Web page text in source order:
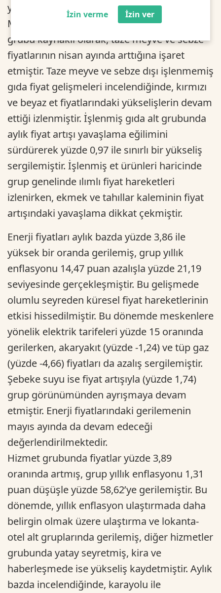
İzin verme İzin ver
yüzde 57,75 olarak gerçekleşmiştir.
Mevsimsellikten arındırılmış veriler, sebze
grubu kaynaklı olarak, taze meyve ve sebze
fiyatlarının nisan ayında arttığına işaret
etmiştir. Taze meyve ve sebze dışı işlenmemiş
gıda fiyat gelişmeleri incelendiğinde, kırmızı
ve beyaz et fiyatlarındaki yükselişlerin devam
ettiği izlenmiştir. İşlenmiş gıda alt grubunda
aylık fiyat artışı yavaşlama eğilimini
sürdürerek yüzde 0,97 ile sınırlı bir yükseliş
sergilemiştir. İşlenmiş et ürünleri haricinde
grup genelinde ılımlı fiyat hareketleri
izlenirken, ekmek ve tahıllar kaleminin fiyat
artışındaki yavaşlama dikkat çekmiştir.
Enerji fiyatları aylık bazda yüzde 3,86 ile
yüksek bir oranda gerilemiş, grup yıllık
enflasyonu 14,47 puan azalışla yüzde 21,19
seviyesinde gerçekleşmiştir. Bu gelişmede
olumlu seyreden küresel fiyat hareketlerinin
etkisi hissedilmiştir. Bu dönemde meskenlere
yönelik elektrik tarifeleri yüzde 15 oranında
gerilerken, akaryakıt (yüzde -1,24) ve tüp gaz
(yüzde -4,66) fiyatları da azalış sergilemiştir.
Şebeke suyu ise fiyat artışıyla (yüzde 1,74)
grup görünümünden ayrışmaya devam
etmiştir. Enerji fiyatlarındaki gerilemenin
mayıs ayında da devam edeceği
değerlendirilmektedir.
Hizmet grubunda fiyatlar yüzde 3,89
oranında artmış, grup yıllık enflasyonu 1,31
puan düşüşle yüzde 58,62’ye gerilemiştir. Bu
dönemde, yıllık enflasyon ulaştırmada daha
belirgin olmak üzere ulaştırma ve lokanta-
otel alt gruplarında gerilemiş, diğer hizmetler
grubunda yatay seyretmiş, kira ve
haberleşmede ise yükseliş kaydetmiştir. Aylık
bazda incelendiğinde, karayolu ile